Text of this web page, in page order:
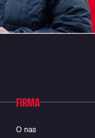
FIRMA
O nas